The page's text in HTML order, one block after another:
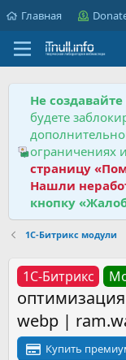
Главная
Не
будете
ограничениях
страницу
Нашли
кнопку
1С-Битрикс модули
1С-Битрикс
webp |
Купить